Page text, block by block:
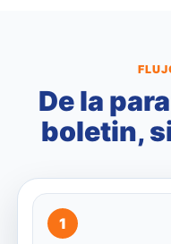
De la
boletin,
1